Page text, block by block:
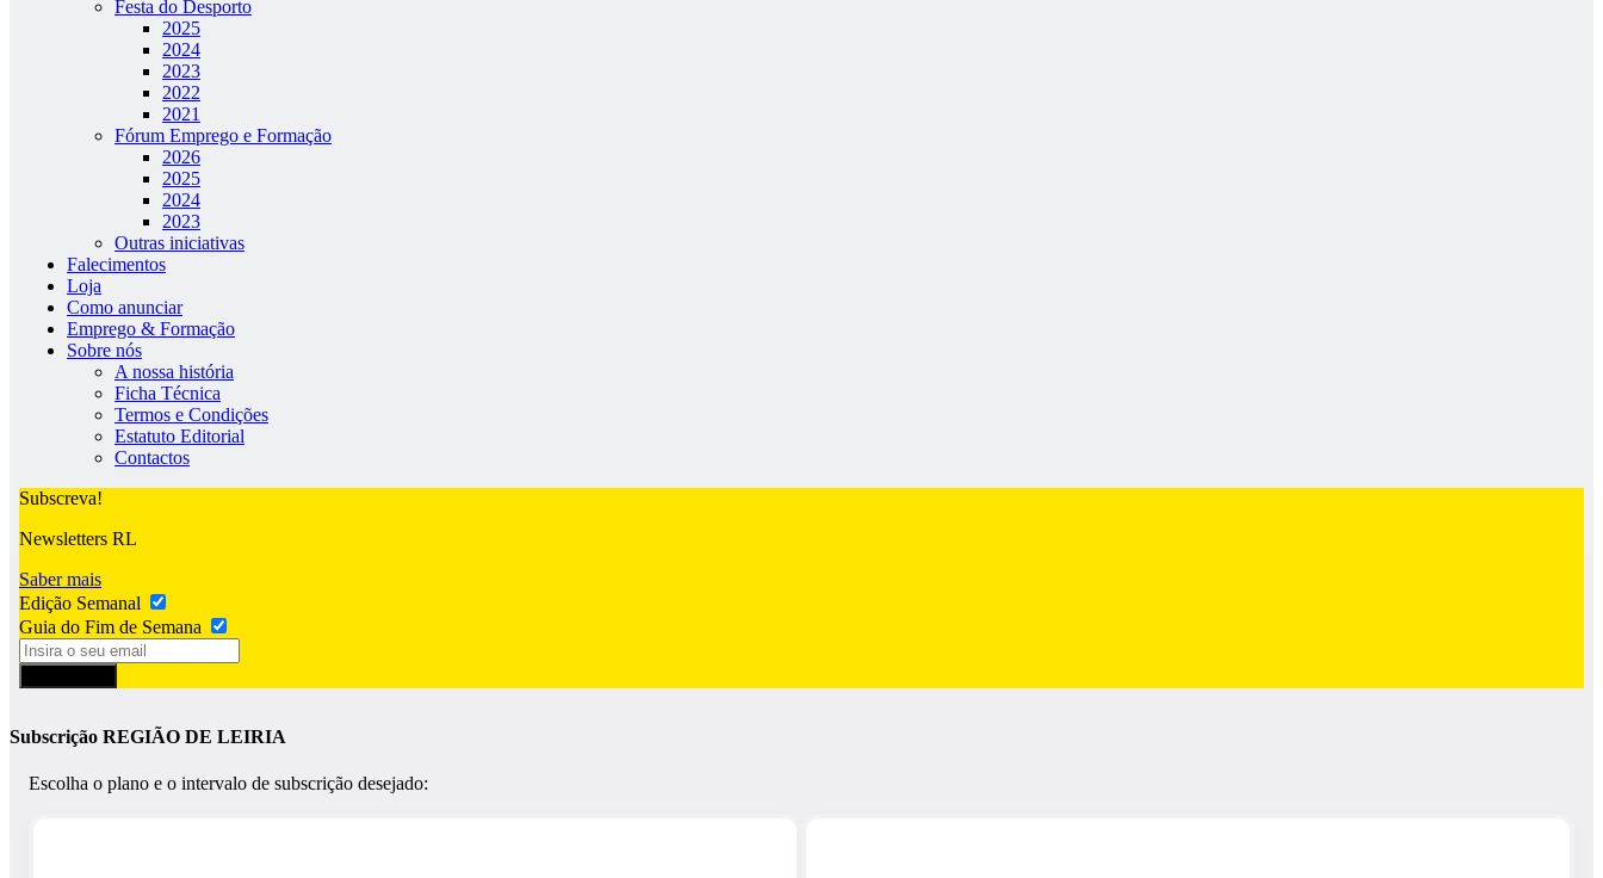
Festa do Desporto
2025
2024
2023
2022
2021
Fórum Emprego e Formação
2026
2025
2024
2023
Outras iniciativas
Falecimentos
Loja
Como anunciar
Emprego & Formação
Sobre nós
A nossa história
Ficha Técnica
Termos e Condições
Estatuto Editorial
Contactos
Subscreva!
Newsletters RL
Saber mais
Edição Semanal
Guia do Fim de Semana
Subscrição REGIÃO DE LEIRIA
Escolha o plano e o intervalo de subscrição desejado: